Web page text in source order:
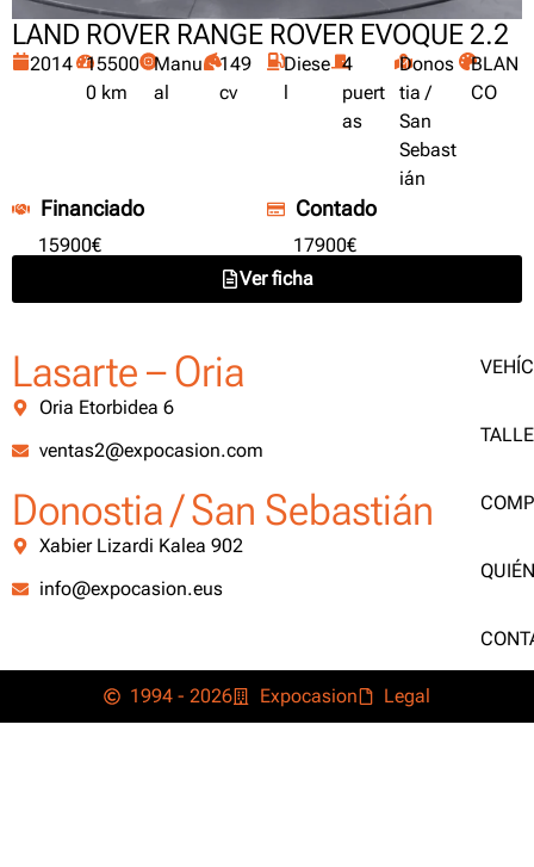
LAND ROVER RANGE ROVER EVOQUE 2.2
2014 15500
0 km
Manu
al
149
cv
Diese 4
puert
as
Donos
tia /
San
Sebast
ián
BLAN
CO
Financiado
15900€
Contado
17900€
Ver ficha
Lasarte – Oria
Oria Etorbidea 6
ventas2@expocasion.com
Donostia / San Sebastián
Xabier Lizardi Kalea 902
info@expocasion.eus
1994 - 2026 Expocasion Legal